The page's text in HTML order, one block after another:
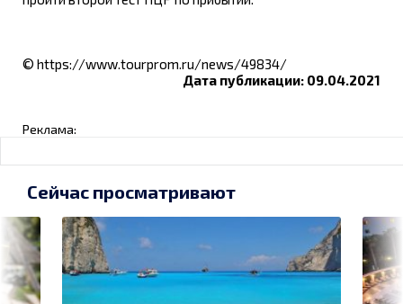
© https://www.tourprom.ru/news/49834/
Дата публикации: 09.04.2021
Реклама:
Сейчас просматривают